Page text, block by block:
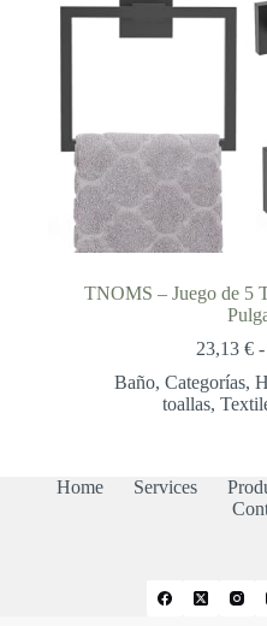
TNOMS – Juego de 5
23,13 € -
Baño,Categorías,
toallas,
Home Services